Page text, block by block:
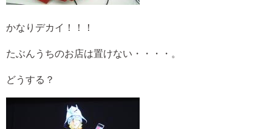
かなりデカイ！！！
たぶんうちのお店は置けない・・・・。
どうする？